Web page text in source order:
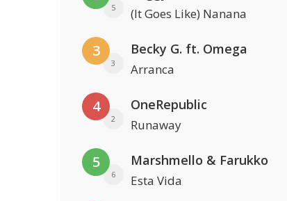
5 (It Goes Like) Nanana
3
3
Becky G. ft. Omega
Arranca
4
2
OneRepublic
Runaway
5
6
Marshmello & Farukko
Esta Vida